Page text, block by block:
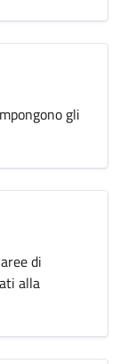
gli
di
alla